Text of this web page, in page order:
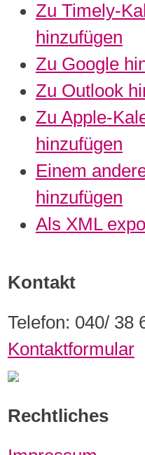
Zu Timely-
hinzufügen
Zu Google
Zu Outlook
Zu Apple-
hinzufügen
Einem
hinzufügen
Als XML
Kontakt
Telefon: 040/ 38
Kontaktformular
Rechtliches